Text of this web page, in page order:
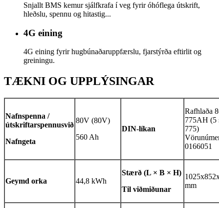
Snjallt BMS kemur sjálfkrafa í veg fyrir óhóflega útskrift,
hleðslu, spennu og hitastig...
4G eining
4G eining fyrir hugbúnaðaruppfærslu, fjarstýrða eftirlit og
greiningu.
TÆKNI OG UPPLÝSINGAR
Nafnspenna /
útskriftarspennusvið
Nafngeta
80V (80V)
560 Ah
DIN-líkan
Rafhlaða
775AH (5
775)
0166051
Geymd orka 44,8 kWh
Stærð (L × B × H)
Til viðmiðunar
mm